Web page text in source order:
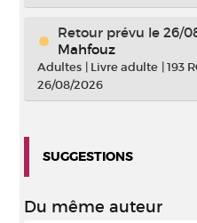
Retour prévu le 26/
Mahfouz
Adultes | Livre adulte |193
26/08/2026
SUGGESTIONS
Du même auteur